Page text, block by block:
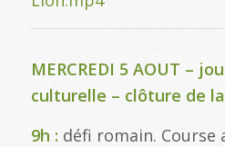
MERCREDI 5 AOUT –
culturelle – clôture de
9h : défi romain. Course